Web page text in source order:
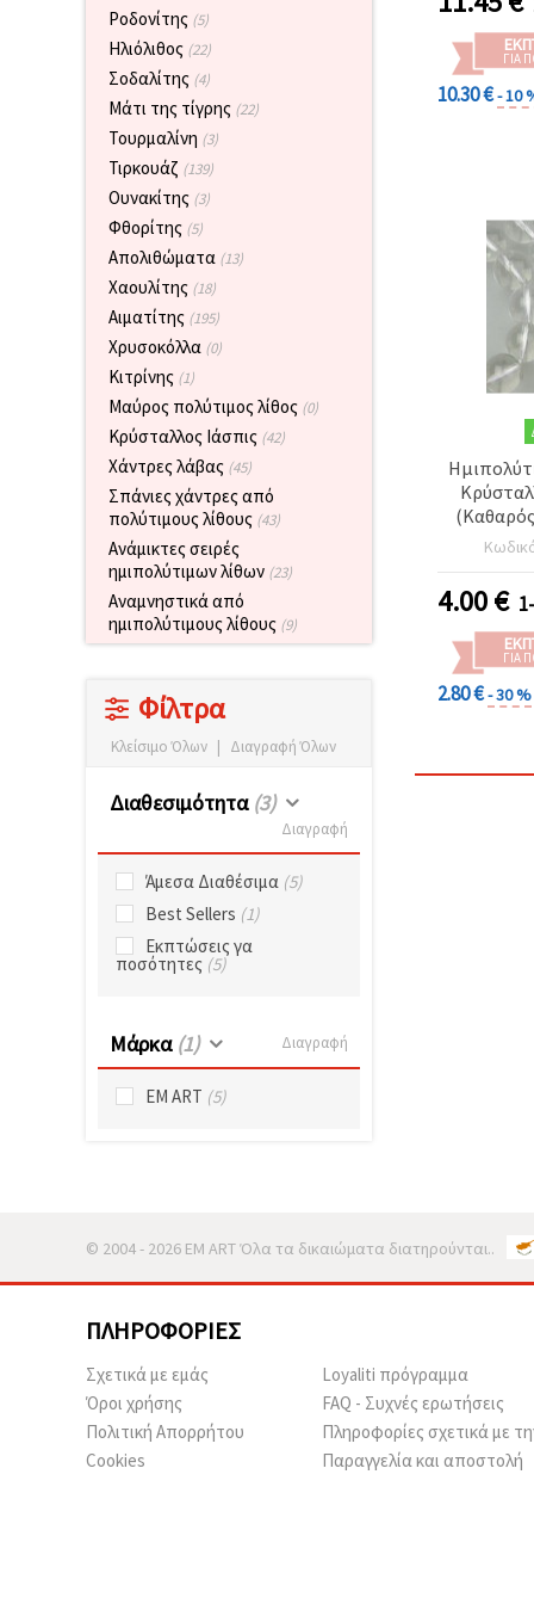
Ροδονίτης (5)
Ηλιόλιθος (22)
Σοδαλίτης (4)
Μάτι της τίγρης (22)
Τουρμαλίνη (3)
Τιρκουάζ (139)
Ουνακίτης (3)
Φθορίτης (5)
Απολιθώματα (13)
Χαουλίτης (18)
Αιματίτης (195)
Χρυσοκόλλα (0)
Κιτρίνης (1)
Μαύρος πολύτιμος λίθος (0)
Κρύσταλλος Ιάσπις (42)
Χάντρες λάβας (45)
Σπάνιες χάντρες από
πολύτιμους λίθους (43)
Ανάμικτες σειρές
ημιπολύτιμων λίθων (23)
Αναμνηστικά από
ημιπολύτιμους λίθους (9)
Φίλτρα
Κλείσιμο Όλων | Διαγραφή Όλων
Διαθεσιμότητα (3)
Διαγραφή
Άμεσα Διαθέσιμα (5)
Best Sellers (1)
Εκπτώσεις γα
ποσότητες (5)
Μάρκα (1) Διαγραφή
EM ART (5)
ΓΙΑ
10.30 €- 10
Νήμα
Διάφανες
με
4.00€
ΓΙΑ
2.80 €- 30 %
© 2004 - 2026 EM ART Όλα τα δικαιώματα διατηρούνται..
ΠΛΗΡΟΦΟΡΊΕΣ
Σχετικά με εμάς
Όροι χρήσης
Πολιτική Απορρήτου
Cookies
Loyaliti πρόγραμμα
FAQ - Συχνές ερωτήσεις
Πληροφορίες σχετικά με
Παραγγελία και αποστολή